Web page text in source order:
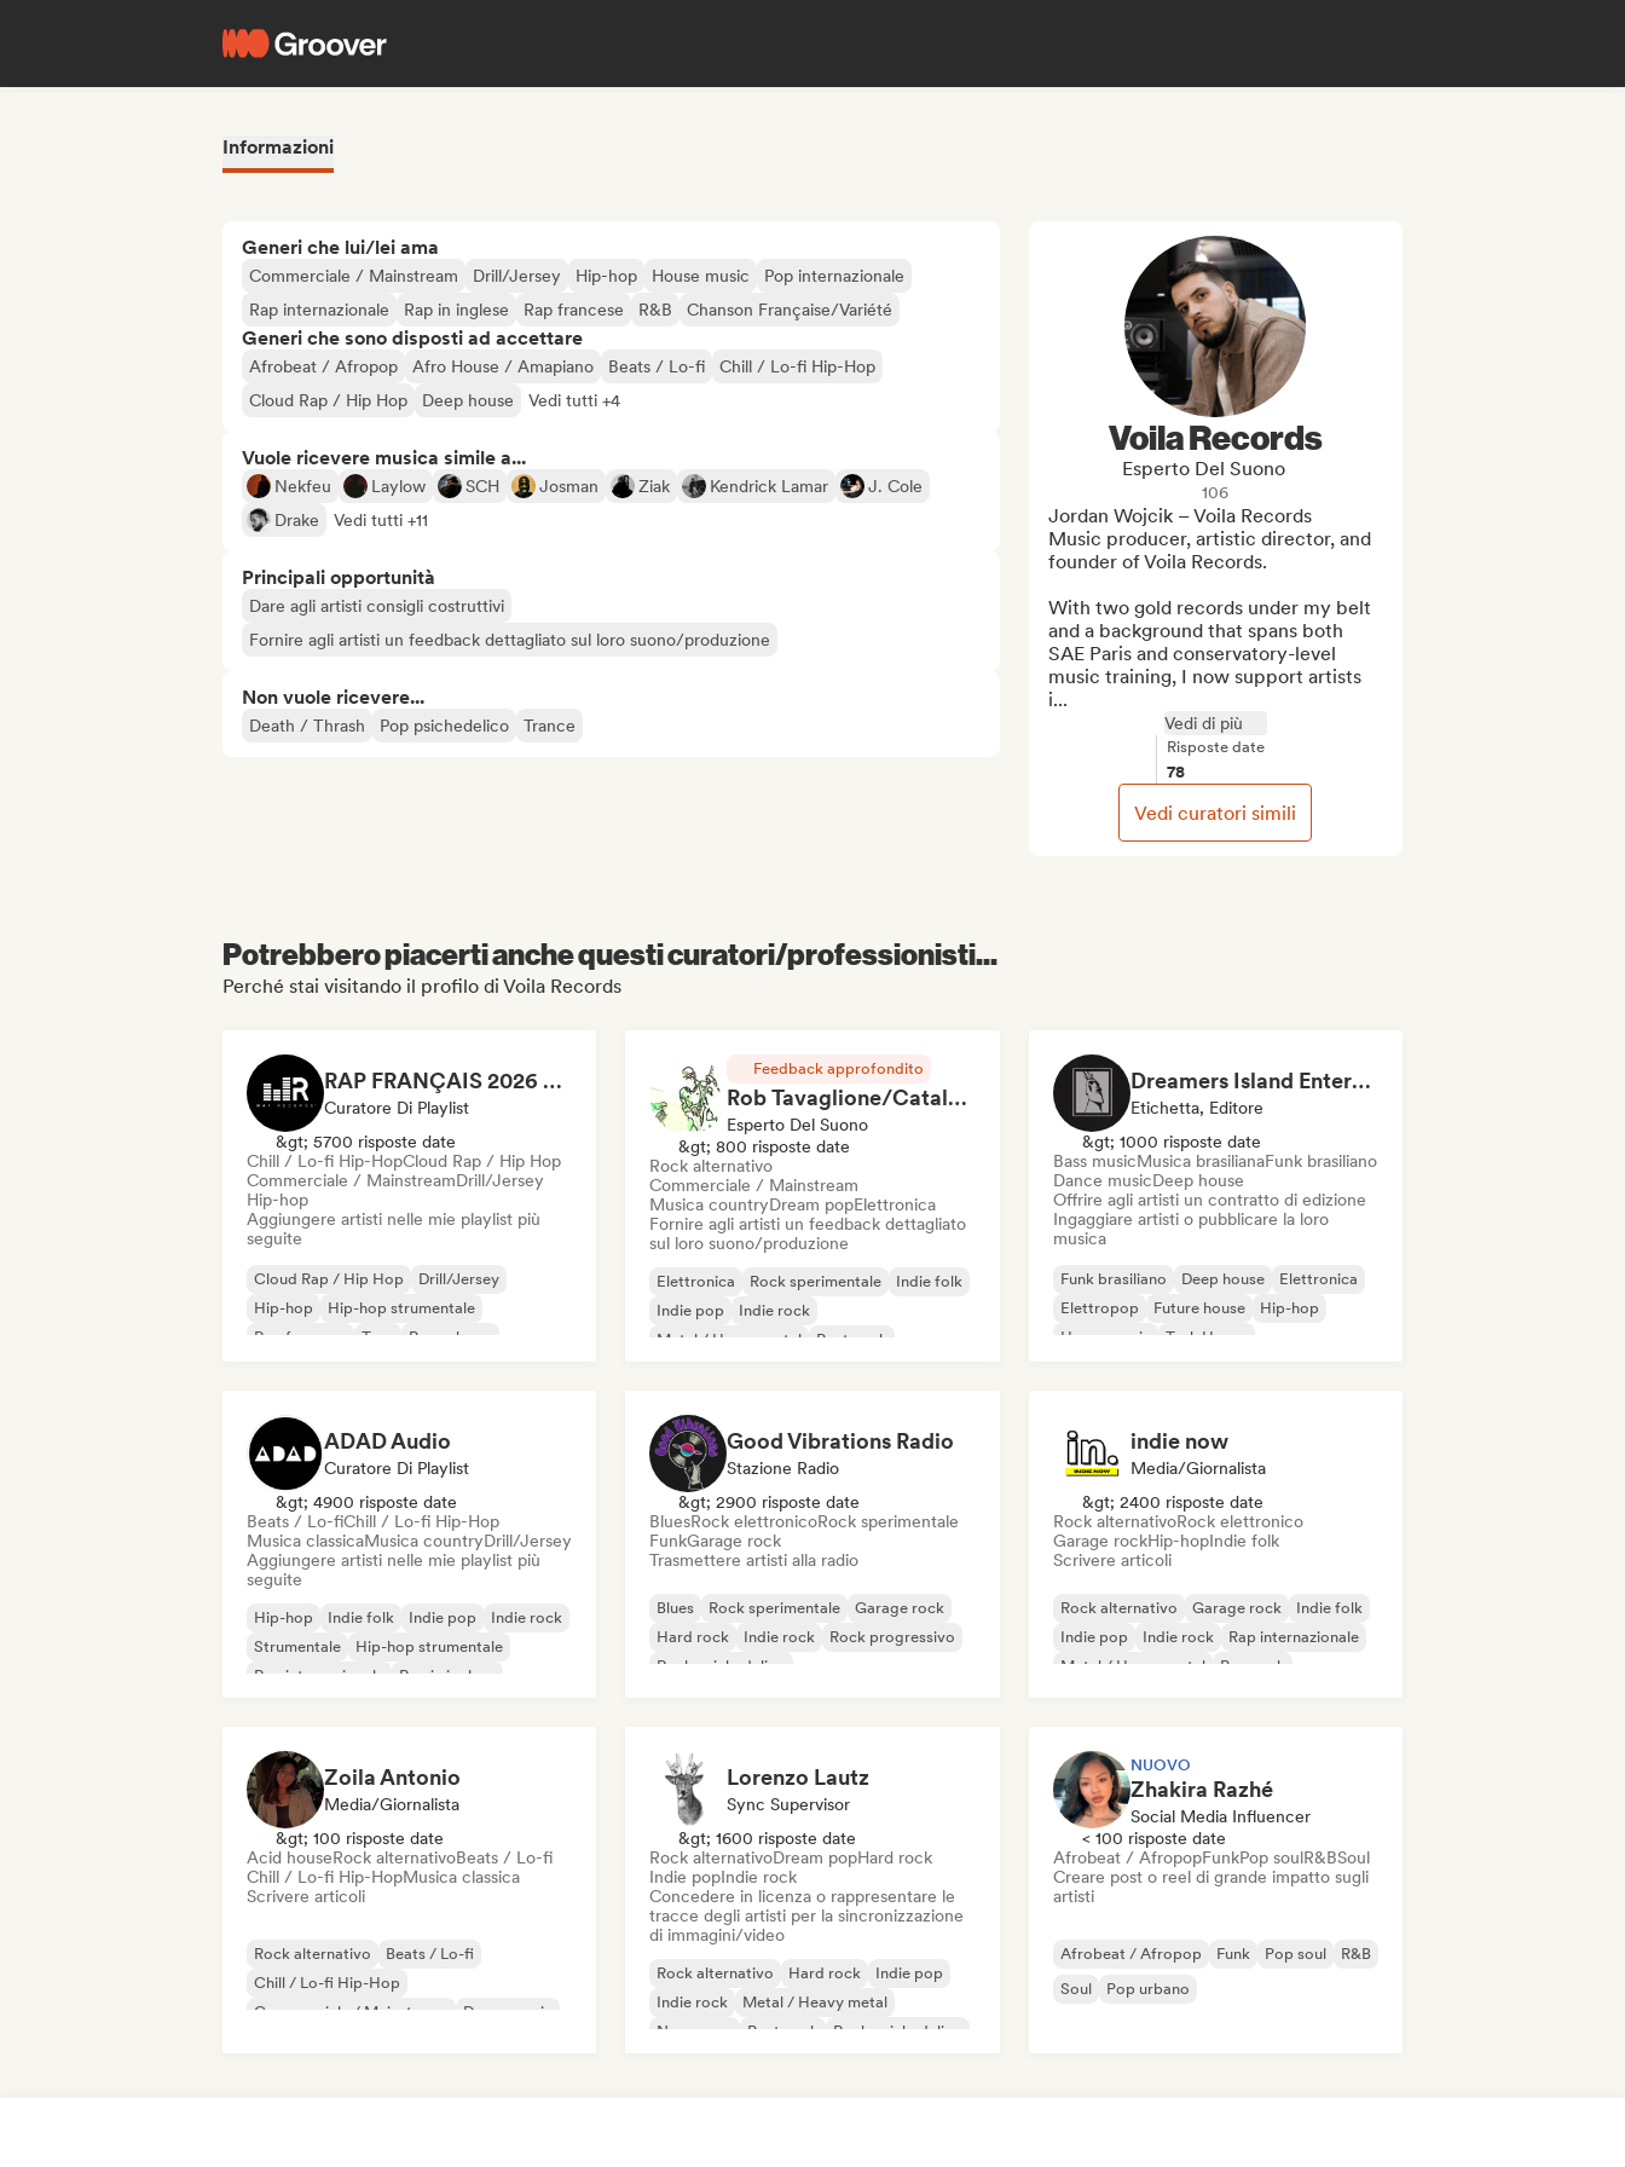
Informazioni
Generi che lui/lei ama
Commerciale / Mainstream Drill/Jersey Hip-hop House music
Pop internazionale
Rap internazionale
Rap in inglese Rap francese R&B Chanson Française/Variété
Generi che sono disposti ad accettare
Afrobeat / Afropop Afro House / Amapiano Beats / Lo-fi
Chill / Lo-fi Hip-Hop
Cloud Rap / Hip Hop
Deep house Vedi tutti +4
Vuole ricevere musica simile a...
Nekfeu Laylow SCH Josman Ziak Kendrick Lamar
J. Cole
Drake
Vedi tutti +11
Principali opportunità
Dare agli artisti consigli costruttivi
Fornire agli artisti un feedback dettagliato sul loro suono/produzione
Non vuole ricevere...
Death / Thrash Pop psichedelico Trance
Voila Records
Esperto Del Suono
106
Jordan Wojcik – Voila Records
Music producer, artistic director, and
founder of Voila Records.
With two gold records under my belt
and a background that spans both
SAE Paris and conservatory-level
music training, I now support artists
i...
Vedi di più
Risposte date
78
Vedi curatori simili
Potrebbero piacerti anche questi curatori/professionisti...
Perché stai visitando il profilo di Voila Records
RAP FRANÇAIS 2026 🔥🇫🇷 (Way Records)
Curatore Di Playlist
&gt; 5700 risposte date
Chill / Lo-fi Hip-HopCloud Rap / Hip Hop
Commerciale / MainstreamDrill/Jersey
Hip-hop
Aggiungere artisti nelle mie playlist più
seguite
Cloud Rap / Hip Hop
Drill/Jersey
Hip-hop
Hip-hop strumentale
Rap francese
Trap
Pop urbano
Feedback approfondito
Rob Tavaglione/Catalyst Recording
Esperto Del Suono
&gt; 800 risposte date
Rock alternativo
Commerciale / Mainstream
Musica countryDream popElettronica
Fornire agli artisti un feedback dettagliato
sul loro suono/produzione
Elettronica Rock sperimentale
Indie folk
Indie pop
Indie rock
Metal / Heavy metal
Post punk
Dreamers Island Entertainment
Etichetta, Editore
&gt; 1000 risposte date
Bass musicMusica brasilianaFunk brasiliano
Dance musicDeep house
Offrire agli artisti un contratto di edizione
Ingaggiare artisti o pubblicare la loro
musica
Funk brasiliano Deep house
Elettronica
Elettropop
Future house
Hip-hop
House music
Tech House
ADAD Audio
Curatore Di Playlist
&gt; 4900 risposte date
Beats / Lo-fiChill / Lo-fi Hip-Hop
Musica classicaMusica countryDrill/Jersey
Aggiungere artisti nelle mie playlist più
seguite
Hip-hop Indie folk Indie pop
Indie rock
Strumentale
Hip-hop strumentale
Rap internazionale
Rap in inglese
Good Vibrations Radio
Stazione Radio
&gt; 2900 risposte date
BluesRock elettronicoRock sperimentale
FunkGarage rock
Trasmettere artisti alla radio
Blues Rock sperimentale
Garage rock
Hard rock
Indie rock
Rock progressivo
Rock psichedelico
indie now
Media/Giornalista
&gt; 2400 risposte date
Rock alternativoRock elettronico
Garage rockHip-hopIndie folk
Scrivere articoli
Rock alternativo Garage rock
Indie folk
Indie pop
Indie rock
Rap internazionale
Metal / Heavy metal
Pop rock
Zoila Antonio
Media/Giornalista
&gt; 100 risposte date
Acid houseRock alternativoBeats / Lo-fi
Chill / Lo-fi Hip-HopMusica classica
Scrivere articoli
Rock alternativo
Beats / Lo-fi
Chill / Lo-fi Hip-Hop
Commerciale / Mainstream
Dance music
Lorenzo Lautz
Sync Supervisor
&gt; 1600 risposte date
Rock alternativoDream popHard rock
Indie popIndie rock
Concedere in licenza o rappresentare le
tracce degli artisti per la sincronizzazione
di immagini/video
Rock alternativo Hard rock
Indie pop
Indie rock
Metal / Heavy metal
New wave
Post punk Rock psichedelico
NUOVO
Zhakira Razhé
Social Media Influencer
< 100 risposte date
Afrobeat / AfropopFunkPop soulR&BSoul
Creare post o reel di grande impatto sugli
artisti
Afrobeat / Afropop Funk Pop soul
R&B
Soul
Pop urbano